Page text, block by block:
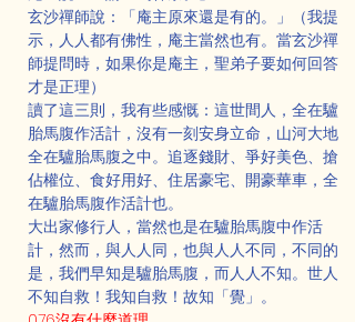
玄沙禪師說：「庵主原來還是有的。」（我提
示，人人都有佛性，庵主當然也有。當玄沙禪
師提問時，如果你是庵主，聖弟子要如何回答
才是正理）
讀了這三則，我有些感慨：這世間人，全在驢
胎馬腹作活計，沒有一刻安身立命，山河大地
全在驢胎馬腹之中。追逐錢財、爭好美色、搶
佔權位、食好用好、住居豪宅、開豪華車，全
在驢胎馬腹作活計也。
大出家修行人，當然也是在驢胎馬腹中作活
計，然而，與人人同，也與人人不同，不同的
是，我們早知是驢胎馬腹，而人人不知。世人
不知自救！我知自救！故知「覺」。